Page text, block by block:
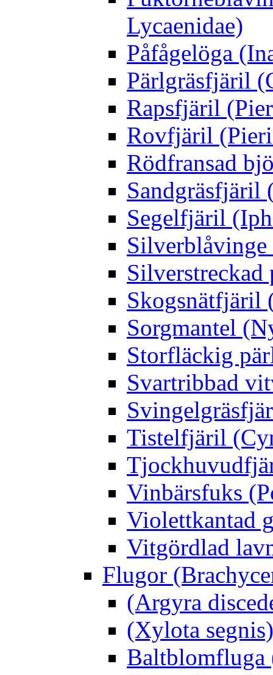
Lycaenidae)
Påfågelöga
Pärlgräsfjäril
Rapsfjäril
Rovfjäril
Rödfransad
Sandgräsfjäril
Segelfjäril
Silverblåvinge
Skogsnätfjäril
Sorgmantel
Storfläckig
Svartribbad
Tistelfjäril
Vinbärsfuks
Violettkantad
Vitgördlad
Flugor
(Argyra
(Xylota segnis)
Baltblomfluga